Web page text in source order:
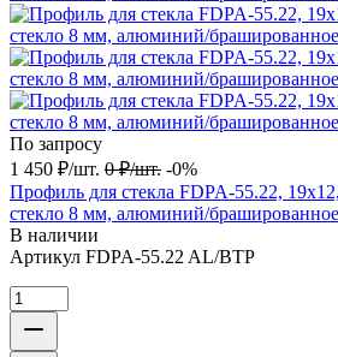
По запросу
1 450 ₽/шт. 0 ₽/шт. -0%
Профиль для стекла FDPA-55.22,
стекло 8 мм, алюминий/брашированное
В наличии
Артикул FDPA-55.22 AL/BTP